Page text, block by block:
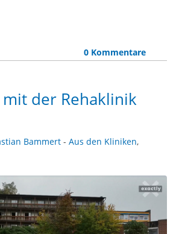
0 Kommentare
mit der Rehaklinik
Bammert - Aus den Kliniken,